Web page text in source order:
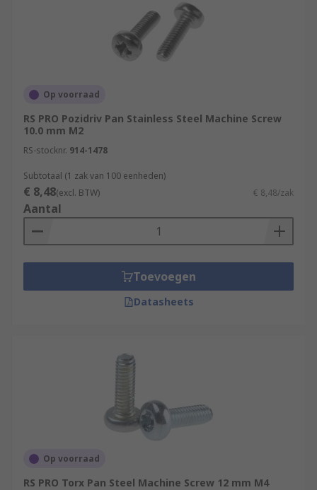
Op voorraad
RS PRO Pozidriv Pan Stainless Steel Machine Screw
10.0 mm M2
RS-stocknr. 914-1478
Subtotaal (1 zak van 100 eenheden)
€ 8,48(excl. BTW) € 8,48/zak
Aantal
Toevoegen
Datasheets
Op voorraad
RS PRO Torx Pan Steel Machine Screw 12 mm M4